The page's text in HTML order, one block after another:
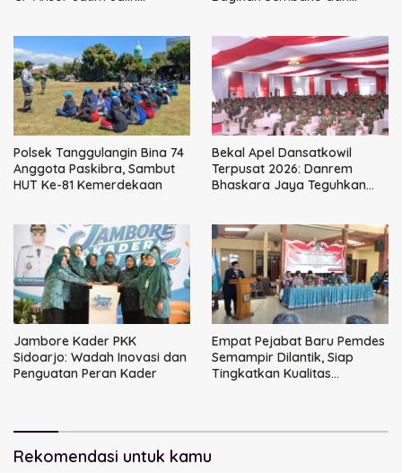
Polsek Tanggulangin Bina 74
Anggota Paskibra, Sambut
HUT Ke-81 Kemerdekaan
Bekal Apel Dansatkowil
Terpusat 2026: Danrem
Bhaskara Jaya Teguhkan
Jambore Kader PKK
Sidoarjo: Wadah Inovasi dan
Penguatan Peran Kader
Empat Pejabat Baru Pemdes
Semampir Dilantik, Siap
Tingkatkan Kualitas
Rekomendasi untuk kamu